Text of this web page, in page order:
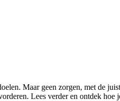
Maar geen zorgen, met de
Lees verder en ontdek hoe